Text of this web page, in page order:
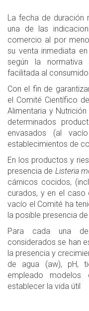
La fecha de duración
una de las
comercio al por
su venta inmediata
según la normativa
facilitada al
Con el fin de
el Comité Científico
Alimentaria y
determinados
envasados (al
establecimientos de
En los productos y
presencia de Listeria
cárnicos cocidos,
curados, y en el caso
vacío el Comité ha
la posible presencia de
Para cada una
considerados se han
la presencia y
de agua (aw), pH,
empleado modelos
establecer la vida útil